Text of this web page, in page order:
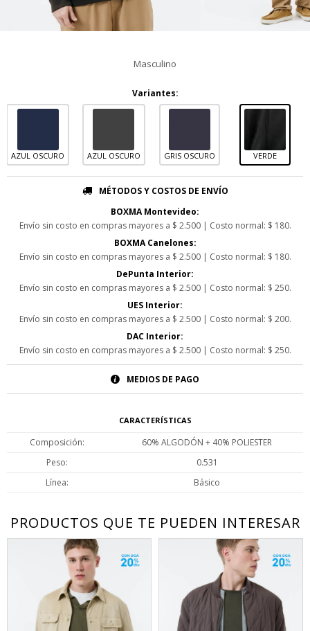
Masculino
Variantes:
AZUL OSCURO AZUL OSCURO GRIS OSCURO VERDE
MÉTODOS Y COSTOS DE ENVÍO
BOXMA Montevideo:
Envío sin costo en compras mayores a $ 2.500 | Costo normal: $ 180.
BOXMA Canelones:
Envío sin costo en compras mayores a $ 2.500 | Costo normal: $ 180.
DePunta Interior:
Envío sin costo en compras mayores a $ 2.500 | Costo normal: $ 250.
UES Interior:
Envío sin costo en compras mayores a $ 2.500 | Costo normal: $ 200.
DAC Interior:
Envío sin costo en compras mayores a $ 2.500 | Costo normal: $ 250.
MEDIOS DE PAGO
CARACTERÍSTICAS
Composición
60% ALGODÓN + 40% POLIESTER
Peso
0.531
Línea
Básico
PRODUCTOS QUE TE PUEDEN INTERESAR